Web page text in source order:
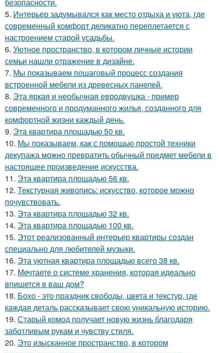
5. Интерьер задумывался как место отдыха и уюта, где
современный комфорт деликатно переплетается с
настроением старой усадьбы.
6. Уютное пространство, в котором личные истории
семьи нашли отражение в дизайне.
7. Мы показываем пошаговый процесс создания
встроенной мебели из древесных панелей.
8. Эта яркая и необычная евродвушка - пример
современного и продуманного жилья, созданного для
комфортной жизни каждый день.
9. Эта квартира площадью 50 кв.
10. Мы показываем, как с помощью простой техники
декупажа можно превратить обычный предмет мебели в
настоящее произведение искусства.
11. Эта квартира площадью 56 кв.
12. Текстурная живопись: искусство, которое можно
почувствовать.
13. Эта квартира площадью 32 кв.
14. Эта квартира площадью 100 кв.
15. Этот реализованный интерьер квартиры создан
специально для любителей музыки.
16. Эта уютная квартира площадью всего 38 кв.
17. Мечтаете о системе хранения, которая идеально
впишется в ваш дом?
18. Бохо - это праздник свободы, цвета и текстур, где
каждая деталь рассказывает свою уникальную историю.
19. Старый комод получает новую жизнь благодаря
заботливым рукам и чувству стиля.
20. Это изысканное пространство, в котором